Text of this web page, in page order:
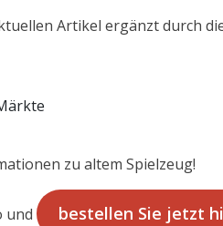
Artikel ergänzt durch
zu altem Spielzeug!
und bestellen Sie jetzt